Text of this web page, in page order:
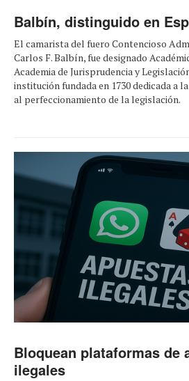
Balbín, distinguido en
El camarista del fuero Contencioso
Carlos F. Balbín, fue designado
Academia de Jurisprudencia y
institución fundada en 1730 dedicada a
al perfeccionamiento de la legislación.
Bloquean plataformas de
ilegales